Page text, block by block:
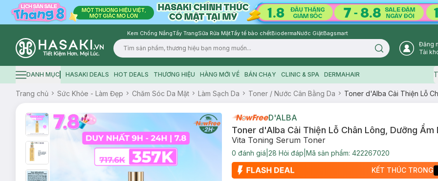
Kem Chống NắngTẩy TrangSữa Rửa MặtTẩy tế bào chếtBiodermaNước GiặtBagsmart
Logo
Search icon
Đăng
Tài
Hamburger icon
DANH MỤC HASAKI DEALS HOT DEALS THƯƠNG HIỆU HÀNG MỚI VỀ BÁN CHẠY CLINIC & SPA DERMAHAIR
Trang chủ Sức Khỏe - Làm Đẹp Chăm Sóc Da Mặt Làm Sạch Da Toner / Nước Cân Bằng Da Toner d'Alba Cải Thiện Lỗ
D'ALBA
Toner d'Alba Cải Thiện Lỗ Chân Lông, Dưỡng Ẩm
Vita Toning Serum Toner
0 đánh giá 28 Hỏi đáp Mã sản phẩm: 422267020
KẾT THÚC TRONG